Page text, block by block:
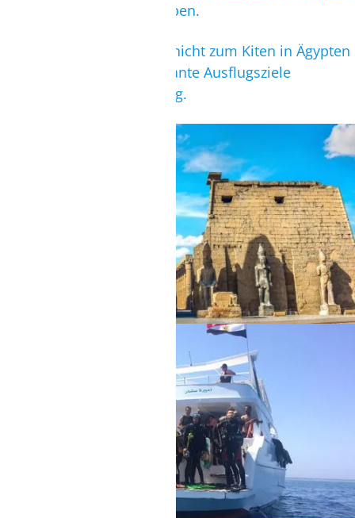
keinen Wassersport erlauben.
Auch für Mitreisende, die nicht zum Kiten in Ägypten
sind, bieten viele interessante Ausflugsziele
willkommene Abwechslung.